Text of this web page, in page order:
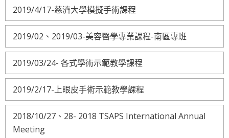
2019/4/17-慈濟大學模擬手術課程
2019/02、2019/03-美容醫學專業課程-南區專班
2019/03/24- 各式學術示範教學課程
2019/2/17-上眼皮手術示範教學課程
2018/10/27、28- 2018 TSAPS International Annual
Meeting